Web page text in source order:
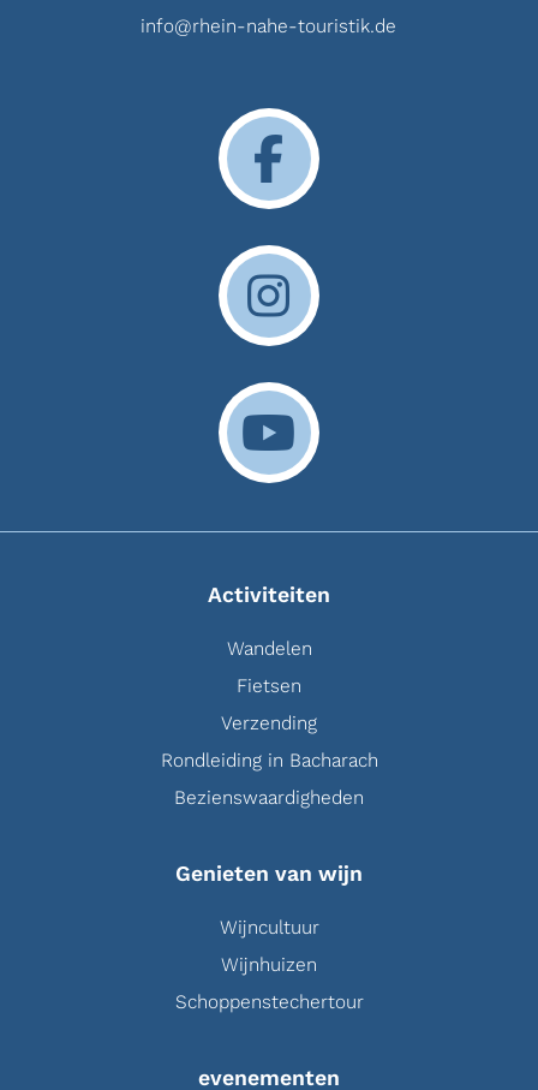
info@rhein-nahe-touristik.de
Activiteiten
Wandelen
Fietsen
Verzending
Rondleiding in Bacharach
Bezienswaardigheden
Genieten van wijn
Wijncultuur
Wijnhuizen
Schoppenstechertour
evenementen